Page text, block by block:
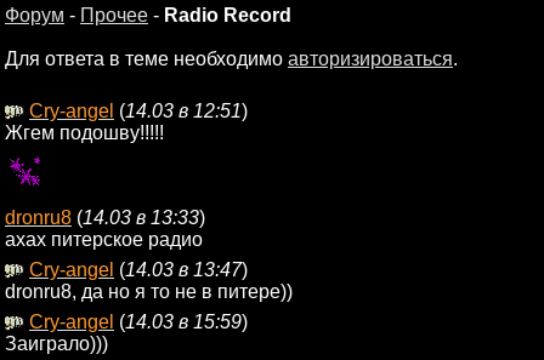
Форум - Прочее - Radio Record
Для ответа в теме необходимо авторизироваться.
Cry-angel (14.03 в 12:51)
Жгем подошву!!!!!
dronru8 (14.03 в 13:33)
ахах питерское радио
Cry-angel (14.03 в 13:47)
dronru8, да но я то не в питере))
Cry-angel (14.03 в 15:59)
Заиграло)))